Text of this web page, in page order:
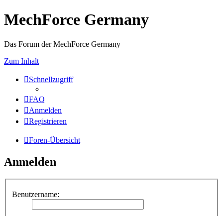
MechForce Germany
Das Forum der MechForce Germany
Zum Inhalt
Schnellzugriff
FAQ
Anmelden
Registrieren
Foren-Übersicht
Anmelden
Benutzername: